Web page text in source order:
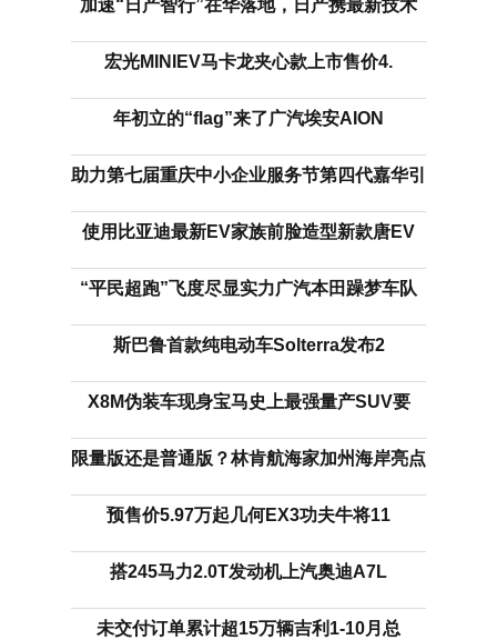
加速“日产智行”在华落地，日产携最新技术
宏光MINIEV马卡龙夹心款上市售价4.
年初立的“flag”来了广汽埃安AION
助力第七届重庆中小企业服务节第四代嘉华引
使用比亚迪最新EV家族前脸造型新款唐EV
“平民超跑”飞度尽显实力广汽本田躁梦车队
斯巴鲁首款纯电动车Solterra发布2
X8M伪装车现身宝马史上最强量产SUV要
限量版还是普通版？林肯航海家加州海岸亮点
预售价5.97万起几何EX3功夫牛将11
搭245马力2.0T发动机上汽奥迪A7L
未交付订单累计超15万辆吉利1-10月总